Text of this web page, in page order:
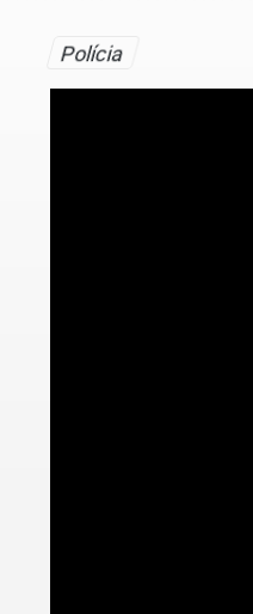
Polícia